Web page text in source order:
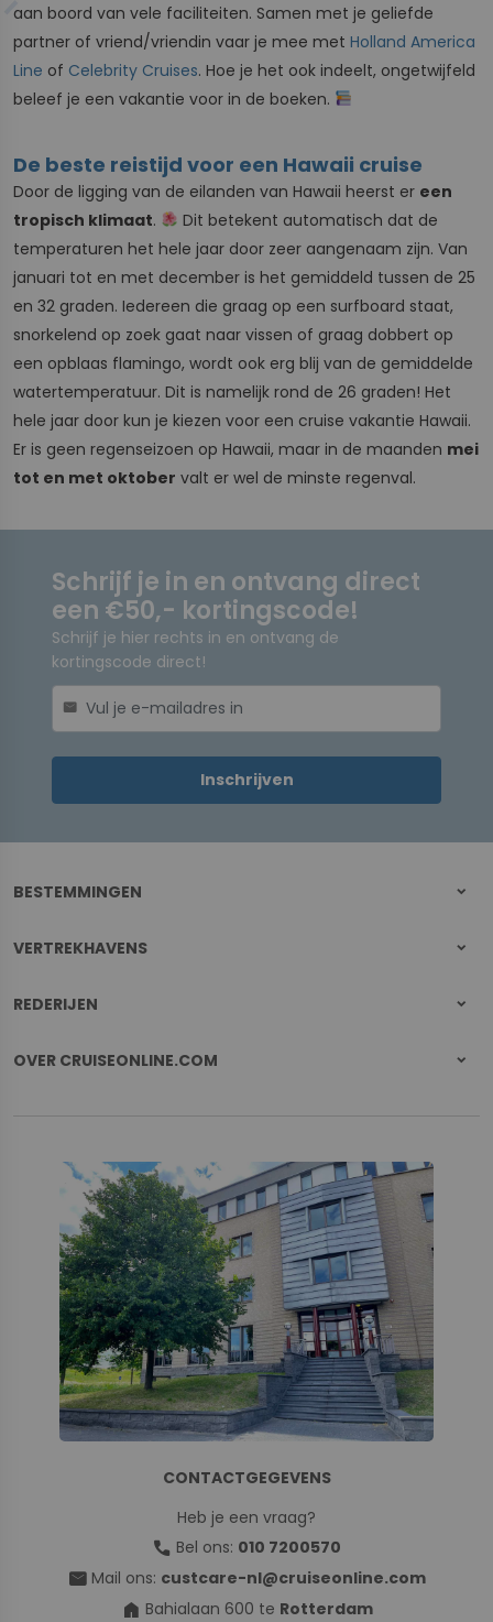
aan boord van vele faciliteiten. Samen met je geliefde
partner of vriend/vriendin vaar je mee met Holland America
Line of Celebrity Cruises. Hoe je het ook indeelt, ongetwijfeld
beleef je een vakantie voor in de boeken.
De beste reistijd voor een Hawaii cruise
Door de ligging van de eilanden van Hawaii heerst er een
tropisch klimaat.
Dit betekent automatisch dat de
temperaturen het hele jaar door zeer aangenaam zijn. Van
januari tot en met december is het gemiddeld tussen de 25
en 32 graden. Iedereen die graag op een surfboard staat,
snorkelend op zoek gaat naar vissen of graag dobbert op
een opblaas flamingo, wordt ook erg blij van de gemiddelde
watertemperatuur. Dit is namelijk rond de 26 graden! Het
hele jaar door kun je kiezen voor een cruise vakantie Hawaii.
Er is geen regenseizoen op Hawaii, maar in de maanden mei
tot en met oktober valt er wel de minste regenval.
Schrijf je in en ontvang direct
een €50,- kortingscode!
Schrijf je hier rechts in en ontvang de
kortingscode direct!
mail
Inschrijven
BESTEMMINGEN
VERTREKHAVENS
REDERIJEN
OVER CRUISEONLINE.COM
CONTACTGEGEVENS
Heb je een vraag?
call Bel ons: 010 7200570
mail Mail ons: custcare-nl@cruiseonline.com
home Bahialaan 600 te Rotterdam